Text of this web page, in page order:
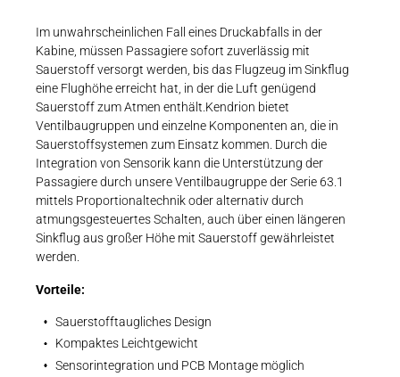
Im unwahrscheinlichen Fall eines Druckabfalls in der
Kabine, müssen Passagiere sofort zuverlässig mit
Sauerstoff versorgt werden, bis das Flugzeug im Sinkflug
eine Flughöhe erreicht hat, in der die Luft genügend
Sauerstoff zum Atmen enthält.Kendrion bietet
Ventilbaugruppen und einzelne Komponenten an, die in
Sauerstoffsystemen zum Einsatz kommen. Durch die
Integration von Sensorik kann die Unterstützung der
Passagiere durch unsere Ventilbaugruppe der Serie 63.1
mittels Proportionaltechnik oder alternativ durch
atmungsgesteuertes Schalten, auch über einen längeren
Sinkflug aus großer Höhe mit Sauerstoff gewährleistet
werden.
Vorteile:
Sauerstofftaugliches Design
Kompaktes Leichtgewicht
Sensorintegration und PCB Montage möglich